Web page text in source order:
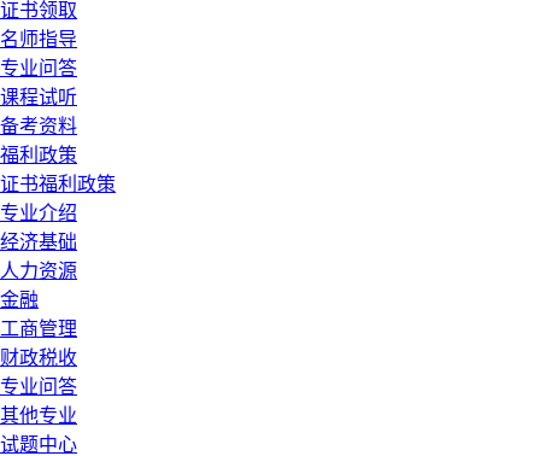
证书领取
名师指导
专业问答
课程试听
备考资料
福利政策
证书福利政策
专业介绍
经济基础
人力资源
金融
工商管理
财政税收
专业问答
其他专业
试题中心